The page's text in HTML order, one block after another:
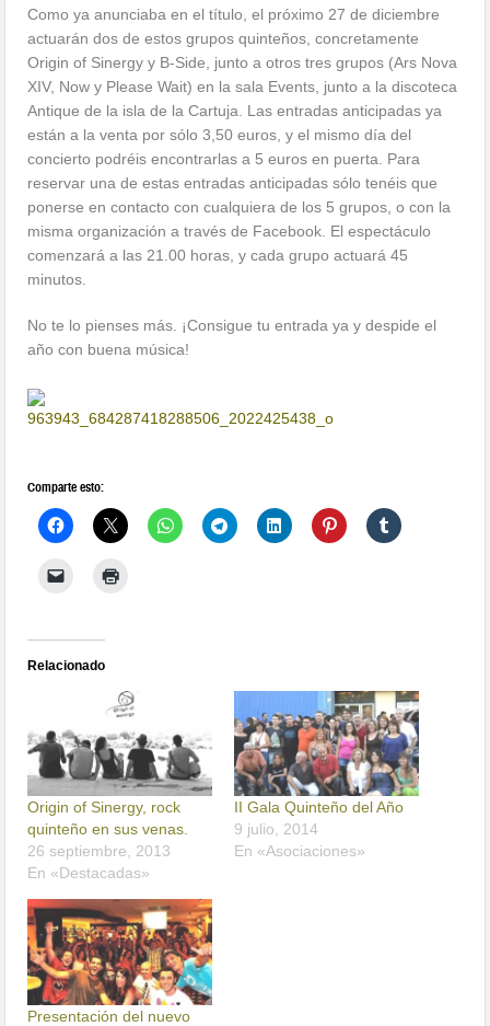
Como ya anunciaba en el título, el próximo 27 de diciembre
actuarán dos de estos grupos quinteños, concretamente
Origin of Sinergy y B-Side, junto a otros tres grupos (Ars Nova
XIV, Now y Please Wait) en la sala Events, junto a la discoteca
Antique de la isla de la Cartuja. Las entradas anticipadas ya
están a la venta por sólo 3,50 euros, y el mismo día del
concierto podréis encontrarlas a 5 euros en puerta. Para
reservar una de estas entradas anticipadas sólo tenéis que
ponerse en contacto con cualquiera de los 5 grupos, o con la
misma organización a través de Facebook. El espectáculo
comenzará a las 21.00 horas, y cada grupo actuará 45
minutos.
No te lo pienses más. ¡Consigue tu entrada ya y despide el
año con buena música!
Comparte esto:
Relacionado
Origin of Sinergy, rock
quinteño en sus venas.
26 septiembre, 2013
En «Destacadas»
II Gala Quinteño del Año
9 julio, 2014
En «Asociaciones»
Presentación del nuevo